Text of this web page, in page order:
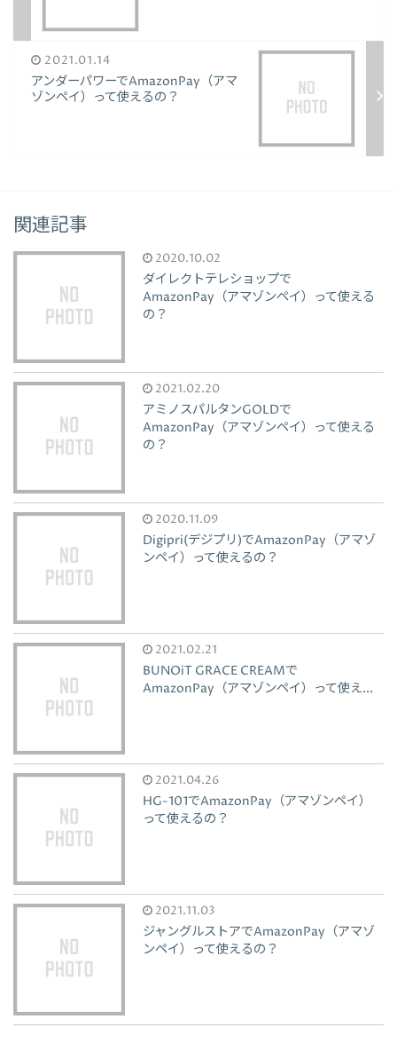
2021.01.14
アンダーパワーでAmazonPay（アマ
ゾンペイ）って使えるの？
関連記事
2020.10.02
ダイレクトテレショップで
AmazonPay（アマゾンペイ）って使える
の？
2021.02.20
アミノスパルタンGOLDで
AmazonPay（アマゾンペイ）って使える
の？
2020.11.09
Digipri(デジプリ)でAmazonPay（アマゾ
ンペイ）って使えるの？
2021.02.21
BUNOiT GRACE CREAMで
AmazonPay（アマゾンペイ）って使え...
2021.04.26
HG-101でAmazonPay（アマゾンペイ）
って使えるの？
2021.11.03
ジャングルストアでAmazonPay（アマゾ
ンペイ）って使えるの？